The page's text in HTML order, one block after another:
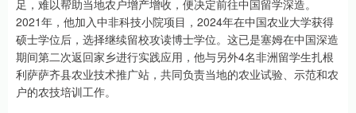
足，难以帮助当地农户增产增收，便决定前往中国留学深造。
2021年，他加入中非科技小院项目，2024年在中国农业大学获得
硕士学位后，选择继续留校攻读博士学位。这已是塞姆在中国深造
期间第二次返回家乡进行实践应用，他与另外4名非洲留学生扎根
利萨萨齐县农业技术推广站，共同负责当地的农业试验、示范和农
户的农技培训工作。